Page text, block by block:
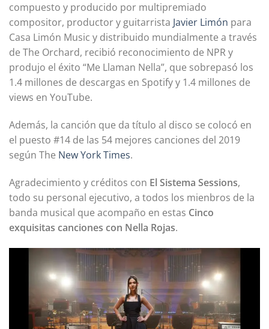
compuesto y producido por multipremiado
compositor, productor y guitarrista Javier Limón para
Casa Limón Music y distribuido mundialmente a través
de The Orchard, recibió reconocimiento de NPR y
produjo el éxito “Me Llaman Nella”, que sobrepasó los
1.4 millones de descargas en Spotify y 1.4 millones de
views en YouTube.
Además, la canción que da título al disco se colocó en
el puesto #14 de las 54 mejores canciones del 2019
según The New York Times.
Agradecimiento y créditos con El Sistema Sessions,
todo su personal ejecutivo, a todos los mienbros de la
banda musical que acompaño en estas Cinco
exquisitas canciones con Nella Rojas.